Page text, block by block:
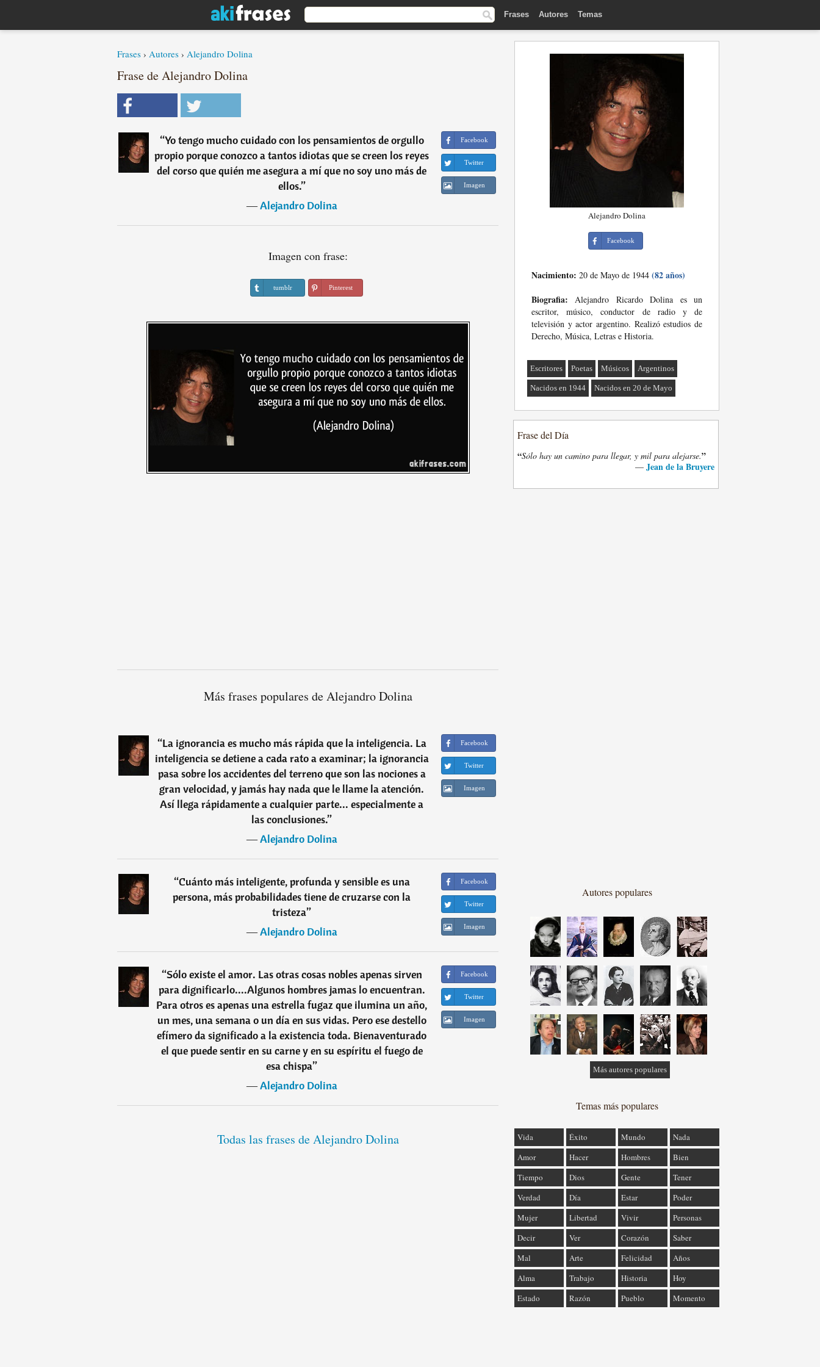
Frases Autores Temas
Frases › Autores › Alejandro Dolina
Frase de Alejandro Dolina
“Yo tengo mucho cuidado con los pensamientos de orgullo
propio porque conozco a tantos idiotas que se creen los reyes
del corso que quién me asegura a mí que no soy uno más de
ellos.”
―Alejandro Dolina
Facebook
Twitter
Imagen
Imagen con frase:
tumblr Pinterest
Más frases populares de Alejandro Dolina
“La ignorancia es mucho más rápida que la inteligencia. La
inteligencia se detiene a cada rato a examinar; la ignorancia
pasa sobre los accidentes del terreno que son las nociones a
gran velocidad, y jamás hay nada que le llame la atención.
Así llega rápidamente a cualquier parte... especialmente a
las conclusiones.”
―Alejandro Dolina
Facebook
Twitter
Imagen
“Cuánto más inteligente, profunda y sensible es una
persona, más probabilidades tiene de cruzarse con la
tristeza”
―Alejandro Dolina
Facebook
Twitter
Imagen
“Sólo existe el amor. Las otras cosas nobles apenas sirven
para dignificarlo....Algunos hombres jamas lo encuentran.
Para otros es apenas una estrella fugaz que ilumina un año,
un mes, una semana o un día en sus vidas. Pero ese destello
efímero da significado a la existencia toda. Bienaventurado
el que puede sentir en su carne y en su espíritu el fuego de
esa chispa”
―Alejandro Dolina
Facebook
Twitter
Imagen
Todas las frases de Alejandro Dolina
Alejandro Dolina
Facebook
Nacimiento: 20 de Mayo de 1944 (82 años)
Biografia: Alejandro Ricardo Dolina es un
escritor, músico, conductor de radio y de
televisión y actor argentino. Realizó estudios de
Derecho, Música, Letras e Historia.
Escritores Poetas Músicos Argentinos
Nacidos en 1944 Nacidos en 20 de Mayo
Frase del Día
“Sólo hay un camino para llegar, y mil para alejarse.”
— Jean de la Bruyere
Autores populares
Más autores populares
Temas más populares
Vida Éxito Mundo
Nada
Amor
Hacer Hombres
Bien
Tiempo
Dios Gente
Tener
Verdad
Día Estar
Poder
Mujer
Libertad Vivir
Personas
Decir
Ver Corazón
Saber
Mal
Arte Felicidad
Años
Alma
Trabajo Historia
Hoy
Estado
Razón Pueblo Momento